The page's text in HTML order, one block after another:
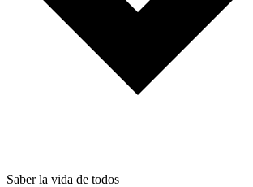
Saber la vida de todos